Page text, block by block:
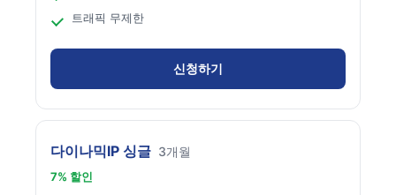
트래픽 무제한
신청하기
다이나믹IP 싱글 3개월
7% 할인